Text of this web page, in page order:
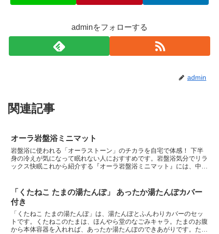
adminをフォローする
admin
関連記事
オーラ岩盤浴ミニマット
岩盤浴に使われる「オーラストーン」のチカラを自宅で体感！ 下半
身の冷えが気になって眠れない人におすすめです。岩盤浴気分でリラ
ックス快眠これから紹介する『オーラ岩盤浴ミニマット』には、中わ
「くたねこ たまの湯たんぽ」 あったか湯たんぽカバー
付き
「くたねこ たまの湯たんぽ」は、湯たんぽとふんわりカバーのセッ
トです。くたねこのたまは、ほんやら堂のなごみキャラ。たまのお腹
から本体容器を入れれば、あったか湯たんぽのできあがりです。たま